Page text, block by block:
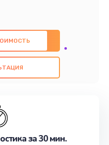
знаниями и
ремонт с
компонентов, а
всех
цель - предоставить
записаться на
за 30 мин.